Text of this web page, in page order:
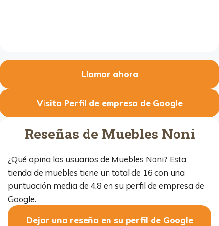
Llamar ahora
Visita Perfil de empresa de Google
Reseñas de Muebles Noni
¿Qué opina los usuarios de Muebles Noni? Esta
tienda de muebles tiene un total de 16 con una
puntuación media de 4,8 en su perfil de empresa de
Google.
Dejar una reseña en su perfil de Google